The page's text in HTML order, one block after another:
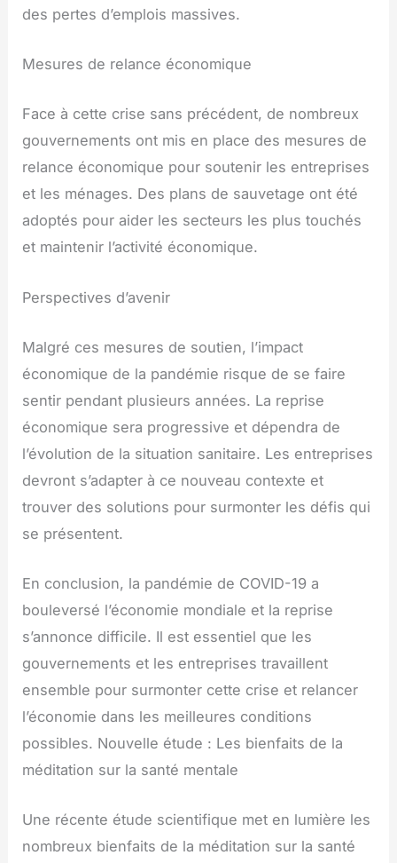
des pertes d’emplois massives.
Mesures de relance économique
Face à cette crise sans précédent, de nombreux
gouvernements ont mis en place des mesures de
relance économique pour soutenir les entreprises
et les ménages. Des plans de sauvetage ont été
adoptés pour aider les secteurs les plus touchés
et maintenir l’activité économique.
Perspectives d’avenir
Malgré ces mesures de soutien, l’impact
économique de la pandémie risque de se faire
sentir pendant plusieurs années. La reprise
économique sera progressive et dépendra de
l’évolution de la situation sanitaire. Les entreprises
devront s’adapter à ce nouveau contexte et
trouver des solutions pour surmonter les défis qui
se présentent.
En conclusion, la pandémie de COVID-19 a
bouleversé l’économie mondiale et la reprise
s’annonce difficile. Il est essentiel que les
gouvernements et les entreprises travaillent
ensemble pour surmonter cette crise et relancer
l’économie dans les meilleures conditions
possibles. Nouvelle étude : Les bienfaits de la
méditation sur la santé mentale
Une récente étude scientifique met en lumière les
nombreux bienfaits de la méditation sur la santé